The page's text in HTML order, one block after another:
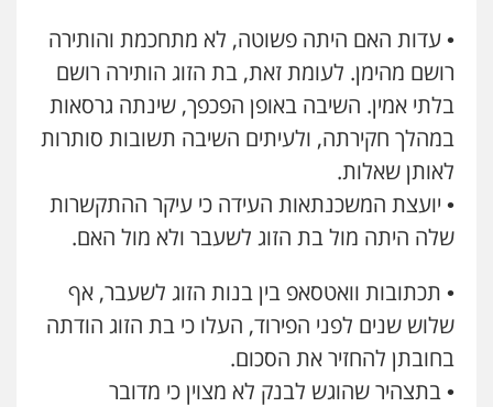
עו"ד אמיר נאטור
פלילי פשיעה חמורה צווארון לבן מעצרים
0543326767
עו"ד גיורא זילברשטיין
פלילי פשיעה חמורה מעצרים וחקירות
0505212444
עו"ד קובי בן שעיה
פלילי צווארון לבן צבאי
0524040052
• עדות האם היתה פשוטה, לא מתחכמת והותירה
רושם מהימן. לעומת זאת, בת הזוג הותירה רושם
בלתי אמין. השיבה באופן הפכפך, שינתה גרסאות
במהלך חקירתה, ולעיתים השיבה תשובות סותרות
לאותן שאלות.
• יועצת המשכנתאות העידה כי עיקר ההתקשרות
שלה היתה מול בת הזוג לשעבר ולא מול האם.
• תכתובות וואטסאפ בין בנות הזוג לשעבר, אף
שלוש שנים לפני הפירוד, העלו כי בת הזוג הודתה
בחובתן להחזיר את הסכום.
• בתצהיר שהוגש לבנק לא מצוין כי מדובר
עו"ד זקי אלעברה
פלילי פשיעה חמורה עורכי דין לענייני אסירים
0559600005
עו"ד מירב נוסבוים
פלילי מעצרים וחקירות נוער עורכי דין
0522331443
רעות כהן – משרד עורכי דין
פלילי צווארון לבן
וחקירות